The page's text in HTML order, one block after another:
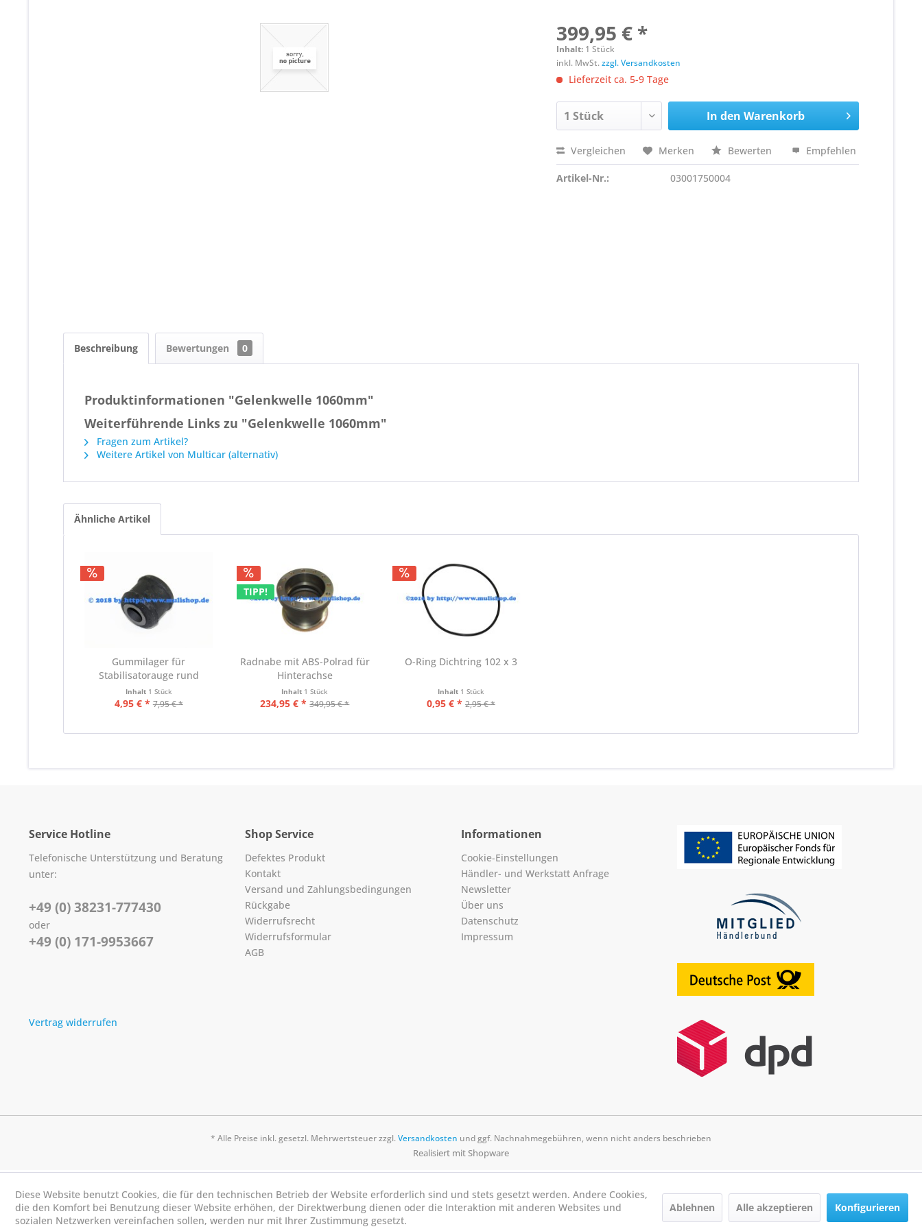
399,95 € *
Inhalt: 1 Stück
inkl. MwSt.zzgl. Versandkosten
Lieferzeit ca. 5-9 Tage
In den Warenkorb
Vergleichen Merken Bewerten Empfehlen
Artikel-Nr.: 03001750004
Beschreibung Bewertungen 0
Produktinformationen "Gelenkwelle 1060mm"
Weiterführende Links zu "Gelenkwelle 1060mm"
Fragen zum Artikel?
Weitere Artikel von Multicar (alternativ)
Ähnliche Artikel
Gummilager für
Stabilisatorauge rund
Inhalt 1 Stück
4,95 € * 7,95 € *
TIPP!
Radnabe mit ABS-Polrad für
Hinterachse
Inhalt 1 Stück
234,95 € * 349,95 € *
O-Ring Dichtring 102 x 3
Inhalt 1 Stück
0,95 € * 2,95 € *
Service Hotline
Telefonische Unterstützung und Beratung
unter:
+49 (0) 38231-777430
oder
+49 (0) 171-9953667
Vertrag widerrufen
Shop Service
Defektes Produkt
Kontakt
Versand und Zahlungsbedingungen
Rückgabe
Widerrufsrecht
Widerrufsformular
AGB
Informationen
Cookie-Einstellungen
Händler- und Werkstatt Anfrage
Newsletter
Über uns
Datenschutz
Impressum
* Alle Preise inkl. gesetzl. Mehrwertsteuer zzgl.Versandkosten und ggf. Nachnahmegebühren, wenn nicht anders beschrieben
Realisiert mit Shopware
Diese Website benutzt Cookies, die für den technischen Betrieb der Website erforderlich sind und stets gesetzt werden. Andere Cookies,
die den Komfort bei Benutzung dieser Website erhöhen, der Direktwerbung dienen oder die Interaktion mit anderen Websites und
sozialen Netzwerken vereinfachen sollen, werden nur mit Ihrer Zustimmung gesetzt.
Ablehnen Alle akzeptieren Konfigurieren